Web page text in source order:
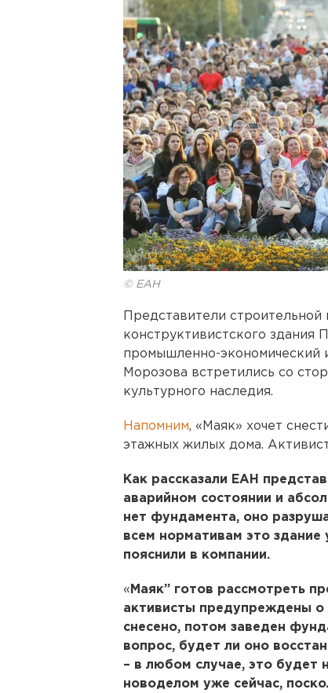
© ЕАН
Представители
конструктивистского
промышленно-экономический
Морозова встретились со
культурного наследия.
Напомним, «Маяк» хочет
этажных жилых дома.
Как рассказали ЕАН
аварийном состоянии и
нет фундамента, оно
всем нормативам это здание
пояснили в компании.
« Маяк” готов рассмотреть
активисты предупреждены
снесено, потом заведен
вопрос, будет ли оно
– в любом случае, это будет
новоделом уже сейчас,